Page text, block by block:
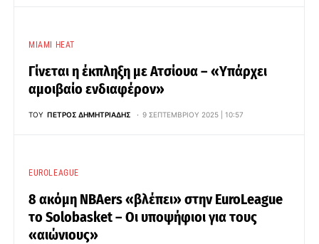
MIAMI HEAT
Γίνεται η έκπληξη με Ατσίουα – «Υπάρχει
αμοιβαίο ενδιαφέρον»
ΤΟΥ ΠΈΤΡΟΣ ΔΗΜΗΤΡΙΆΔΗΣ 9 ΣΕΠΤΕΜΒΡΊΟΥ 2025 | 10:57
EUROLEAGUE
8 ακόμη NBAers «βλέπει» στην EuroLeague
το Solobasket – Οι υποψήφιοι για τους
«αιώνιους»